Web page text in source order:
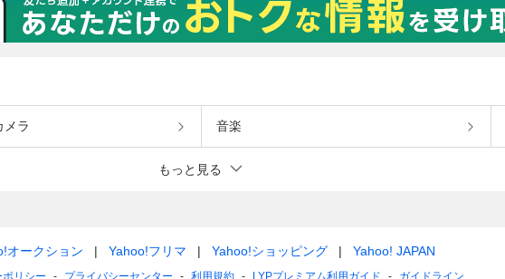
メラ 音楽
もっと見る
オークション Yahoo!フリマ Yahoo!ショッピング Yahoo! JAPAN